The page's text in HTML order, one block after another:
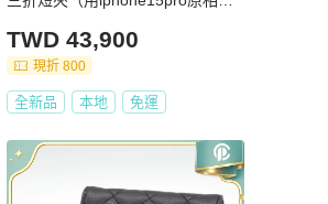
了一點，本體比較亮一點🌟）
TWD 43,900
現折 800
全新品 本地 免運